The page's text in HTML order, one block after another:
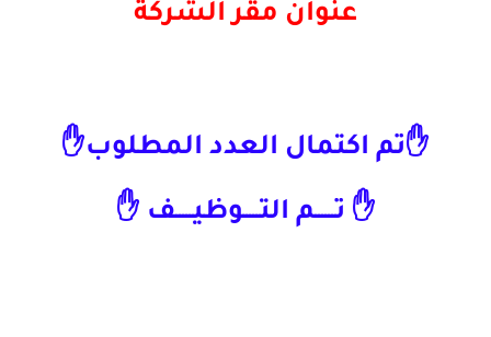
عنوان مقر الشركة
✋تم اكتمال العدد المطلوب✋
✋ تــــــم التـــــوظيـــــف ✋